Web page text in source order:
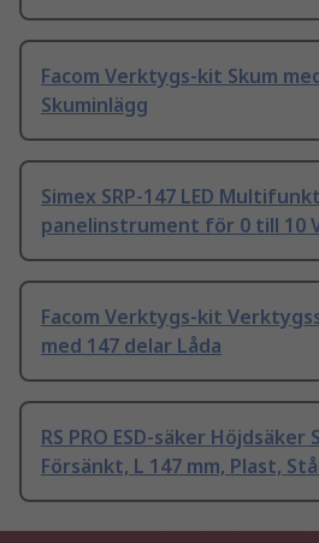
Facom Verktygs-kit Skum
Skuminlägg
Simex SRP-147 LED
panelinstrument för 0 till 10
Facom Verktygs-kit
med 147 delar Låda
RS PRO ESD-säker Höjdsäker
Försänkt, L 147 mm, Plast,